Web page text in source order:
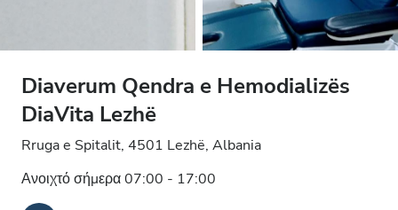
Diaverum Qendra e Hemodializës
DiaVita Lezhë
Rruga e Spitalit, 4501 Lezhë, Albania
Ανοιχτό σήμερα 07:00 - 17:00